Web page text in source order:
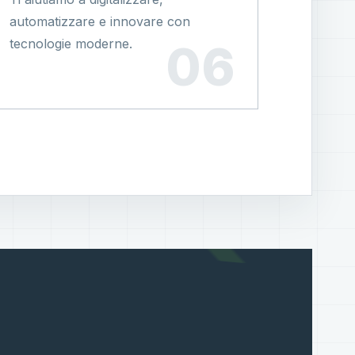
automatizzare e innovare con
tecnologie moderne.